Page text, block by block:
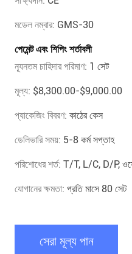
মডেল নম্বার: GMS-30
পেমেন্ট এবং শিপিং শর্তাবলী
ন্যূনতম চাহিদার পরিমাণ: 1 সেট
মূল্য: $8,300.00-$9,000.00
প্যাকেজিং বিবরণ: কাঠের কেস
ডেলিভারি সময়: 5-8 কর্ম সপ্তাহ
পরিশোধের শর্ত: T/T, L/C, D/P,
যোগানের ক্ষমতা: প্রতি মাসে 80 সেট
সেরা মূল্য পান